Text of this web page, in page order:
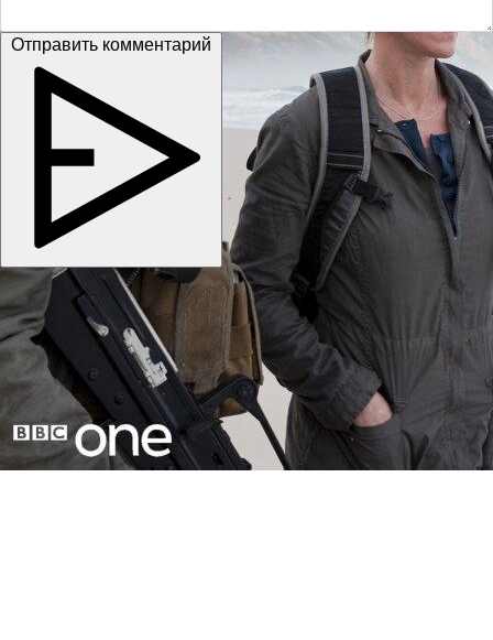
Отправить комментарий
Copyright © 2026 kino-dom.space. Все права защищены.